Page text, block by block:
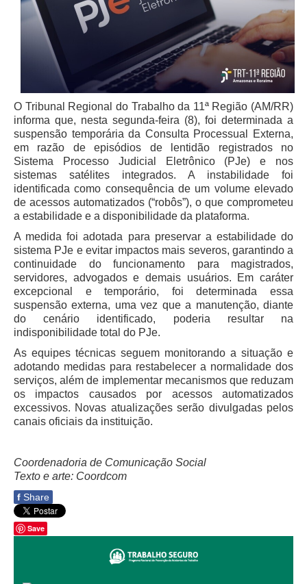
Juízes Substitutos
Diretores
Comitês
Comitê Gestor Regional do PJe
Comitê Gestor Regional do e-Gestão e de Tabelas
Processuais Unificadas
Comitê do Datajud
Comissão Regional de Pesquisa Judiciária e Ciência de
Dados
Comissão de Ética
Comitê de Priorização do Primeiro Grau
Comissão de Uniformização de Jurisprudência
Comitê de Gestão de Pessoas
Comissão de Vitaliciamento
Comitê de Atenção Integral à Saúde de Magistrados e
Servidores
Comitê de Segurança Permanente
Comitê de Combate ao Trabalho Infantil e de Estímulo à
Aprendizagem
Comitê de Incentivo à Participação Institucional Feminina
no âmbito do TRT-11
Comitê de Prevenção e Enfrentamento do Assédio
Comissão Permanente de Gestão Socioambiental
Comitê Gestor do Plano de Contratações e Aquisições
Grupo Operacional do Centro de Inteligência
Comitê de Equidade de Raça, Gênero e Diversidade
Comitê PopRuaJud
O Tribunal Regional do Trabalho da 11ª Região (AM/RR)
informa que, nesta segunda-feira (8), foi determinada a
suspensão temporária da Consulta Processual Externa,
em razão de episódios de lentidão registrados no
Sistema Processo Judicial Eletrônico (PJe) e nos
sistemas satélites integrados. A instabilidade foi
identificada como consequência de um volume elevado
de acessos automatizados (“robôs”), o que comprometeu
a estabilidade e a disponibilidade da plataforma.
A medida foi adotada para preservar a estabilidade do
sistema PJe e evitar impactos mais severos, garantindo a
continuidade do funcionamento para magistrados,
servidores, advogados e demais usuários. Em caráter
excepcional e temporário, foi determinada essa
suspensão externa, uma vez que a manutenção, diante
do cenário identificado, poderia resultar na
indisponibilidade total do PJe.
As equipes técnicas seguem monitorando a situação e
adotando medidas para restabelecer a normalidade dos
serviços, além de implementar mecanismos que reduzam
os impactos causados por acessos automatizados
excessivos. Novas atualizações serão divulgadas pelos
canais oficiais da instituição.
Coordenadoria de Comunicação Social
Texto e arte: Coordcom
f Share
Save